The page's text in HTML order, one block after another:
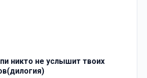
никто не услышит твоих